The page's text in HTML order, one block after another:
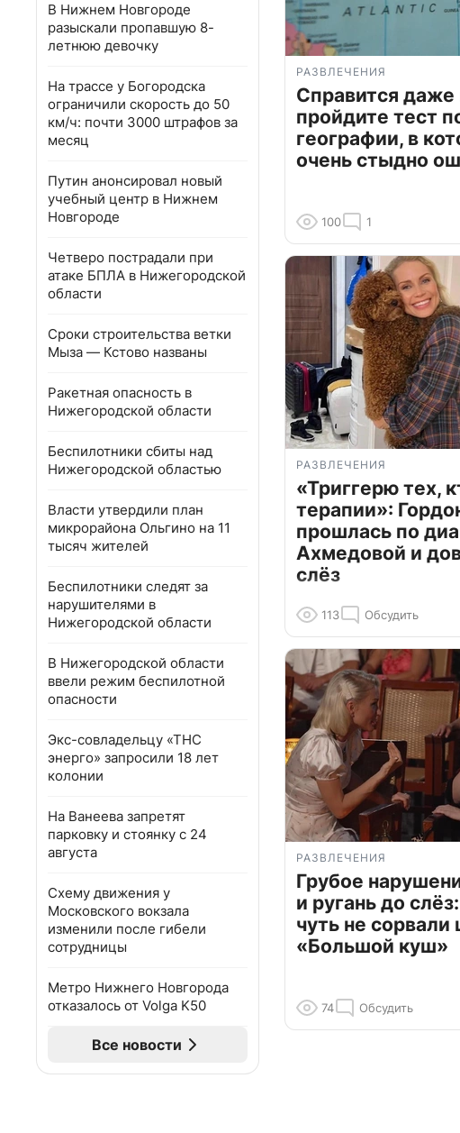
В Нижнем Новгороде
разыскали пропавшую 8-
летнюю девочку
На трассе у Богородска
ограничили скорость до 50
км/ч: почти 3000 штрафов за
месяц
Путин анонсировал новый
учебный центр в Нижнем
Новгороде
Четверо пострадали при
атаке БПЛА в Нижегородской
области
Сроки строительства ветки
Мыза — Кстово названы
Ракетная опасность в
Нижегородской области
Беспилотники сбиты над
Нижегородской областью
Власти утвердили план
микрорайона Ольгино на 11
тысяч жителей
Беспилотники следят за
нарушителями в
Нижегородской области
В Нижегородской области
ввели режим беспилотной
опасности
Экс-совладельцу «ТНС
энерго» запросили 18 лет
колонии
На Ванеева запретят
парковку и стоянку с 24
августа
Схему движения у
Московского вокзала
изменили после гибели
сотрудницы
Метро Нижнего Новгорода
отказалось от Volga K50
Все новости
РАЗВЛЕЧЕНИЯ
Справится даже
пройдите тест
географии, в
очень стыдно
100 1
РАЗВЛЕЧЕНИЯ
«Триггерю тех,
терапии»:
прошлась по
Ахмедовой и
слёз
113 Обсудить
РАЗВЛЕЧЕНИЯ
Грубое
и ругань до
чуть не сорвали
«Большой куш»
74 Обсудить